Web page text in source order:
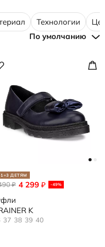
Технологии
По умолчанию
ДЕТЯМ
4 299 ₽ -49%
₽
K
37 38 39 40